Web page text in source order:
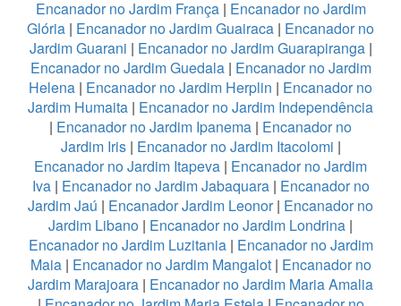
Encanador no Jardim França| Encanador no Jardim
Glória | Encanador no Jardim Guairaca | Encanador no
Jardim Guarani | Encanador no Jardim Guarapiranga|
Encanador no Jardim Guedala| Encanador no Jardim
Helena | Encanador no Jardim Herplin | Encanador no
Jardim Humaita | Encanador no Jardim Independência
| Encanador no Jardim Ipanema | Encanador no
Jardim Iris| Encanador no Jardim Itacolomi |
Encanador no Jardim Itapeva | Encanador no Jardim
Iva| Encanador no Jardim Jabaquara| Encanador no
Jardim Jaú | Encanador Jardim Leonor| Encanador no
Jardim Libano | Encanador no Jardim Londrina |
Encanador no Jardim Luzitania| Encanador no Jardim
Maia| Encanador no Jardim Mangalot| Encanador no
Jardim Marajoara | Encanador no Jardim Maria Amalia